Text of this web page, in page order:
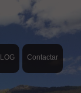
Contactar